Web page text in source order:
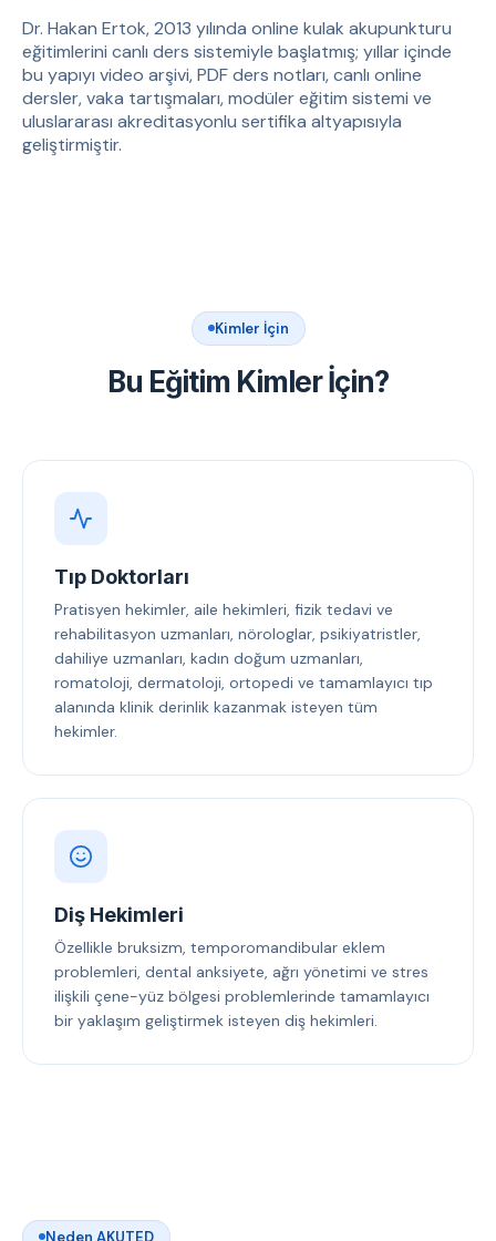
Dr. Hakan Ertok, 2013 yılında online kulak akupunkturu
eğitimlerini canlı ders sistemiyle başlatmış; yıllar içinde
bu yapıyı video arşivi, PDF ders notları, canlı online
dersler, vaka tartışmaları, modüler eğitim sistemi ve
uluslararası akreditasyonlu sertifika altyapısıyla
geliştirmiştir.
Kimler İçin
Bu Eğitim Kimler İçin?
Tıp Doktorları
Pratisyen hekimler, aile hekimleri, fizik tedavi ve
rehabilitasyon uzmanları, nörologlar, psikiyatristler,
dahiliye uzmanları, kadın doğum uzmanları,
romatoloji, dermatoloji, ortopedi ve tamamlayıcı tıp
alanında klinik derinlik kazanmak isteyen tüm
hekimler.
Diş Hekimleri
Özellikle bruksizm, temporomandibular eklem
problemleri, dental anksiyete, ağrı yönetimi ve stres
ilişkili çene-yüz bölgesi problemlerinde tamamlayıcı
bir yaklaşım geliştirmek isteyen diş hekimleri.
Neden AKUTED